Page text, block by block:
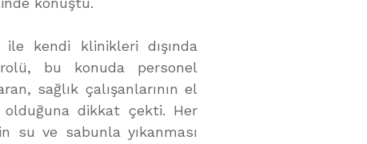
kendi klinikleri dışında
bu konuda personel
sağlık çalışanlarının el
dikkat çekti. Her
su ve sabunla yıkanması